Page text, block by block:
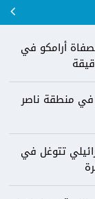
أرامكو في
في منطقة ناصر
تتوغل في